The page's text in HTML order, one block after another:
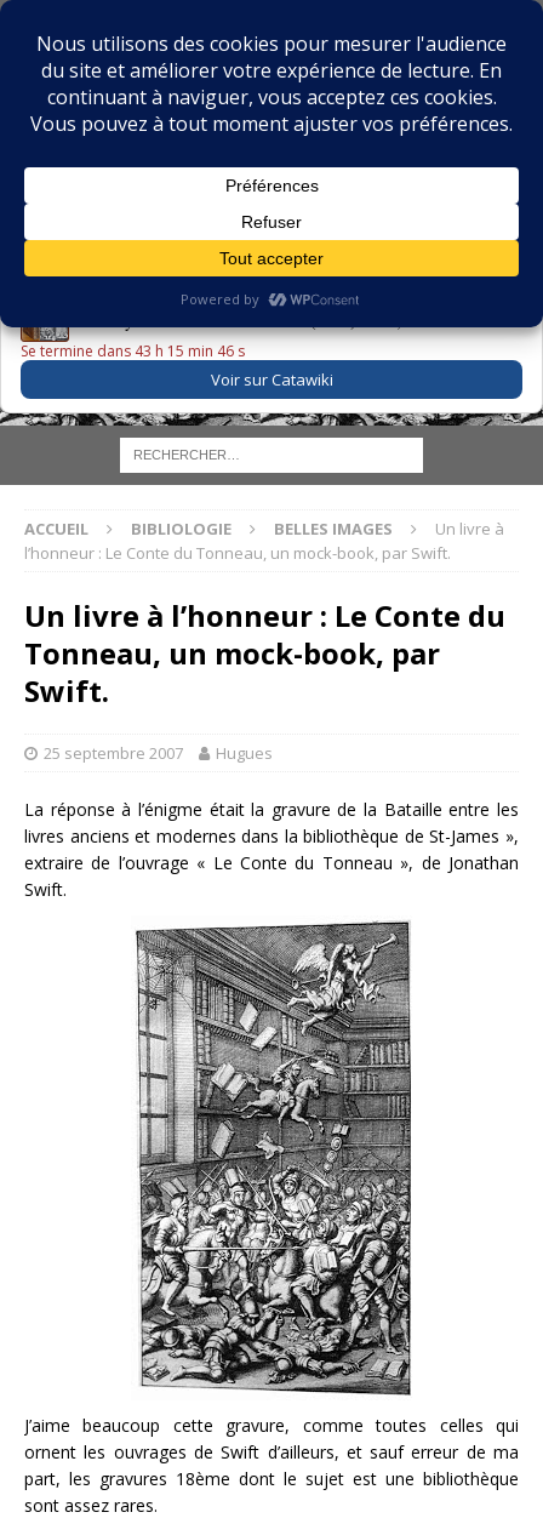
BIBLIOPHILIE.COM
LE BLOG DU BIBLIOPHILE, DES BIBLIOPHILES, DE LA
LE LIVRE DU JOUR
Se termine dans 43 h 15 min 45 s
Voir sur Catawiki
ACCUEIL BIBLIOLOGIE BELLES IMAGES
Un livre à
l’honneur : Le Conte du Tonneau, un mock-book, par Swift.
Un livre à l’honneur : Le Conte du
Tonneau, un mock-book, par
Swift.
25 septembre 2007 Hugues
La réponse à l’énigme était la gravure de la Bataille entre les
livres anciens et modernes dans la bibliothèque de St-James »,
extraire de l’ouvrage « Le Conte du Tonneau », de Jonathan
Swift.
J’aime beaucoup cette gravure, comme toutes celles qui
ornent les ouvrages de Swift d’ailleurs, et sauf erreur de ma
part, les gravures 18ème dont le sujet est une bibliothèque
sont assez rares.